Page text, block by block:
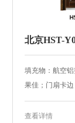
北京HST-
填充物：航空
果佳；门扇卡边
查看详情